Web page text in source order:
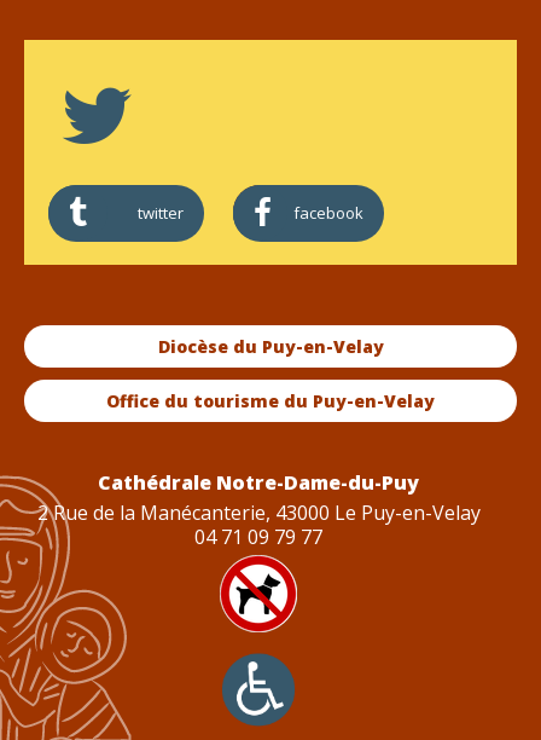
twitter facebook
Diocèse du Puy-en-Velay
Office du tourisme du Puy-en-Velay
Cathédrale Notre-Dame-du-Puy
2 Rue de la Manécanterie, 43000 Le Puy-en-Velay
04 71 09 79 77